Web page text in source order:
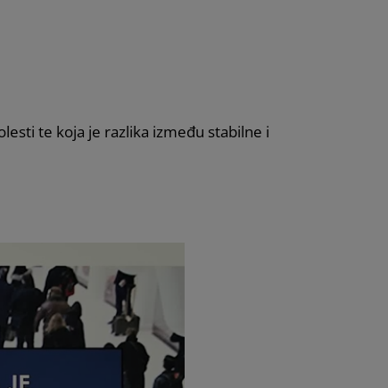
te koja je razlika između stabilne i